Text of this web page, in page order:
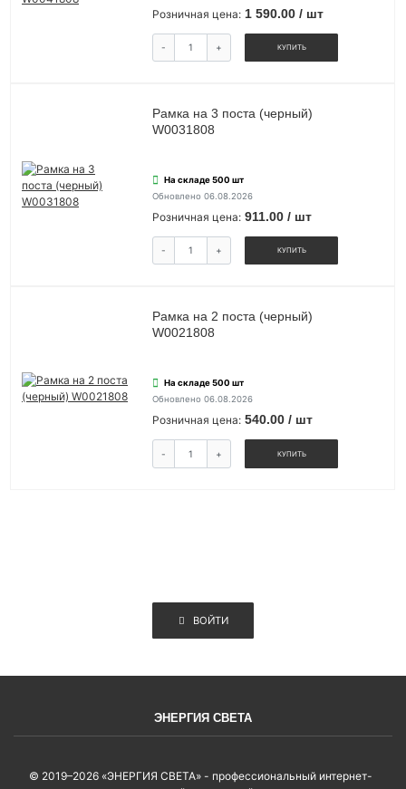
Розничная цена: 1 590.00 / шт
- + КУПИТЬ
Рамка на 3 поста (черный)
W0031808
На складе 500 шт
Обновлено 06.08.2026
Розничная цена: 911.00 / шт
- + КУПИТЬ
Рамка на 2 поста (черный)
W0021808
На складе 500 шт
Обновлено 06.08.2026
Розничная цена: 540.00 / шт
- + КУПИТЬ
ВОЙТИ
ЭНЕРГИЯ СВЕТА
© 2019–2026 «ЭНЕРГИЯ СВЕТА» - профессиональный интернет-